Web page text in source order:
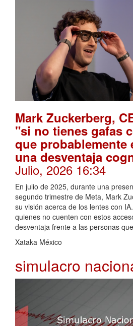
Mark Zuckerberg,
"si no tienes gafas
que probablemente
una desventaja
Julio, 2026 16:34
En julio de 2025, durante una
segundo trimestre de Meta, Mark
su visión acerca de los lentes con
quienes no cuenten con estos
desventaja frente a las personas
Xataka México
simulacro